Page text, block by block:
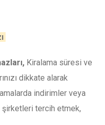
Kiralama süresi ve
dikkate alarak
indirimler veya
tercih etmek,